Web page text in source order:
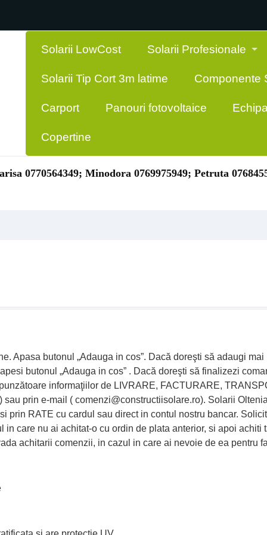
Solarii LowCost Solarii Profesionale
Solarii Tip Cort 3m latime Componente
Carport Panouri fotovoltaice
Copertine
0770564349; Minodora 0769975949; Petruta
Apasa butonul „Adauga in cos”. Dacă doreşti să adaugi
butonul „Adauga in cos” . Dacă doreşti să finalizezi
informaţiilor de LIVRARE, FACTURARE,
prin e-mail ( comenzi@constructiisolare.ro). Solarii
prin RATE cu cardul sau direct in contul nostru bancar.
care nu ai achitat-o cu ordin de plata anterior, si apoi
achitarii comenzii, in cazul in care ai nevoie de ea pentru